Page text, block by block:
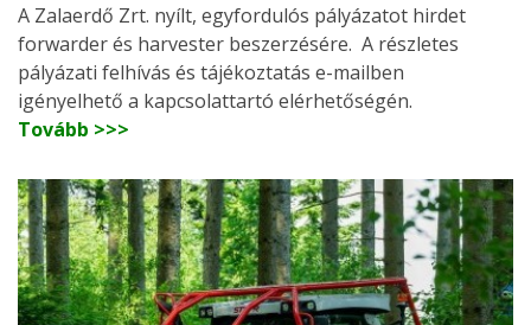
A Zalaerdő Zrt. nyílt, egyfordulós pályázatot hirdet
forwarder és harvester beszerzésére. A részletes
pályázati felhívás és tájékoztatás e-mailben
igényelhető a kapcsolattartó elérhetőségén.
Tovább >>>